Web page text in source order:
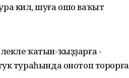
килә, шуға ошо ваҡыт
ҡатын-ҡыҙҙарға -
тураһында онотоп торорға